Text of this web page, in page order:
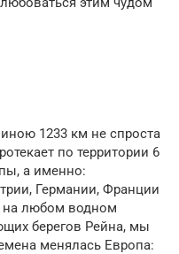
1233 км не спроста
по территории 6
а именно:
Германии, Франции
на любом водном
берегов Рейна, мы
менялась Европа: